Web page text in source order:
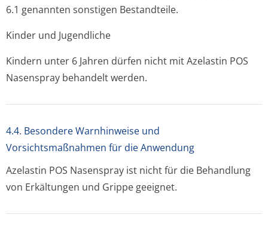
6.1 genannten sonstigen Bestandteile.
Kinder und Jugendliche
Kindern unter 6 Jahren dürfen nicht mit Azelastin POS
Nasenspray behandelt werden.
4.4. Besondere Warnhinweise und
Vorsichtsmaßnahmen für die Anwendung
Azelastin POS Nasenspray ist nicht für die Behandlung
von Erkältungen und Grippe geeignet.